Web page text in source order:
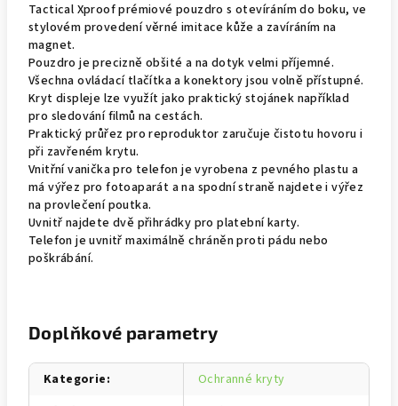
Tactical Xproof prémiové pouzdro s otevíráním do boku, ve
stylovém provedení věrné imitace kůže a zavíráním na
magnet.
Pouzdro je precizně obšité a na dotyk velmi příjemné.
Všechna ovládací tlačítka a konektory jsou volně přístupné.
Kryt displeje lze využít jako praktický stojánek například
pro sledování filmů na cestách.
Praktický průřez pro reproduktor zaručuje čistotu hovoru i
při zavřeném krytu.
Vnitřní vanička pro telefon je vyrobena z pevného plastu a
má výřez pro fotoaparát a na spodní straně najdete i výřez
na provlečení poutka.
Uvnitř najdete dvě přihrádky pro platební karty.
Telefon je uvnitř maximálně chráněn proti pádu nebo
poškrábání.
Doplňkové parametry
Kategorie:
Ochranné kryty